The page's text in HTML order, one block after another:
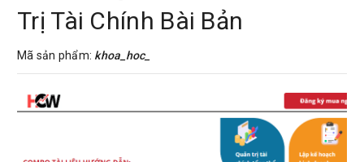
Trị Tài Chính Bài Bản
Mã sản phẩm: khoa_hoc_